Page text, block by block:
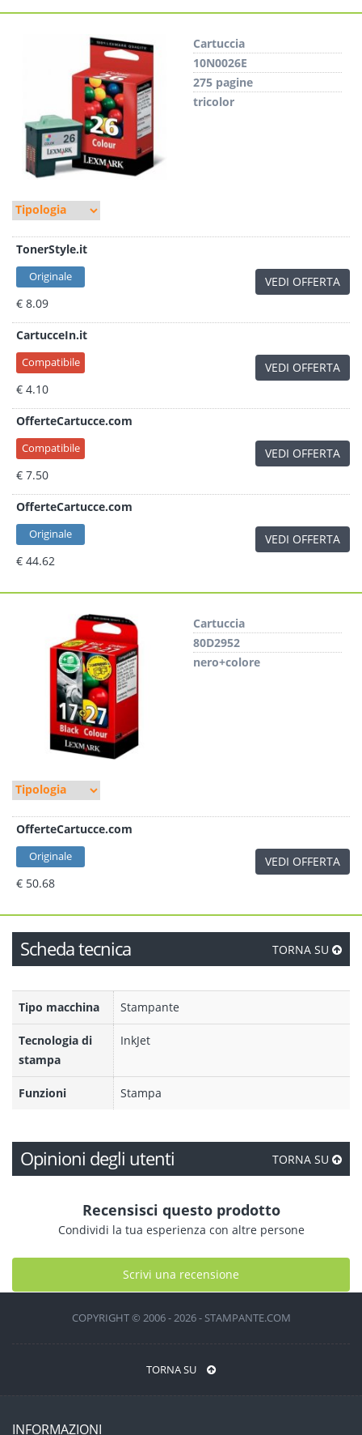
Cartuccia
10N0026E
275 pagine
tricolor
TonerStyle.it
Originale
€ 8.09
VEDI OFFERTA
CartucceIn.it
Compatibile
€ 4.10
VEDI OFFERTA
OfferteCartucce.com
Compatibile
€ 7.50
VEDI OFFERTA
OfferteCartucce.com
Originale
€ 44.62
VEDI OFFERTA
Cartuccia
80D2952
nero+colore
OfferteCartucce.com
Originale
€ 50.68
VEDI OFFERTA
Scheda tecnica TORNA SU
Tipo macchina Stampante
Tecnologia di
stampa
InkJet
Funzioni Stampa
Opinioni degli utenti TORNA SU
Recensisci questo prodotto
Condividi la tua esperienza con altre persone
Scrivi una recensione
COPYRIGHT © 2006 - 2026 - STAMPANTE.COM
TORNA SU
INFORMAZIONI